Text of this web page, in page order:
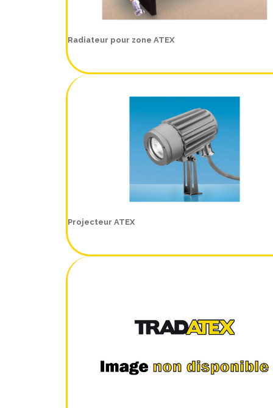
Radiateur pour zone ATEX
Projecteur ATEX